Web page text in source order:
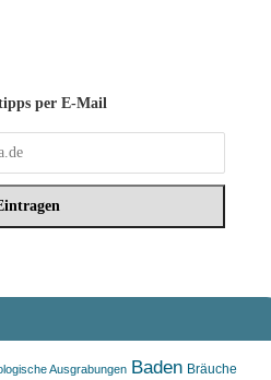
per E-Mail
Ausgrabungen Baden Bräuche